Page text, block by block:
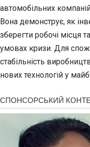
автомобільних
Вона демонструє, як
зберегти робочі місця
умовах кризи. Для
стабільність
нових технологій у